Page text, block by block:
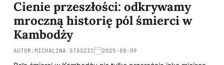
Cienie przeszłości: odkrywamy
mroczną historię pól śmierci w
Kambodży
AUTOR: MICHALINA STASZIC 2025-08-09